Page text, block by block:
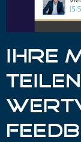
IHRE